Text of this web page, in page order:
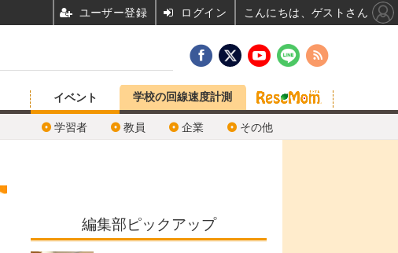
イベント
学習者 教員 企業 その他
学校の回線速度計測
編集部ピックアップ
ユーザー登録 ログイン こんにちは、ゲストさん